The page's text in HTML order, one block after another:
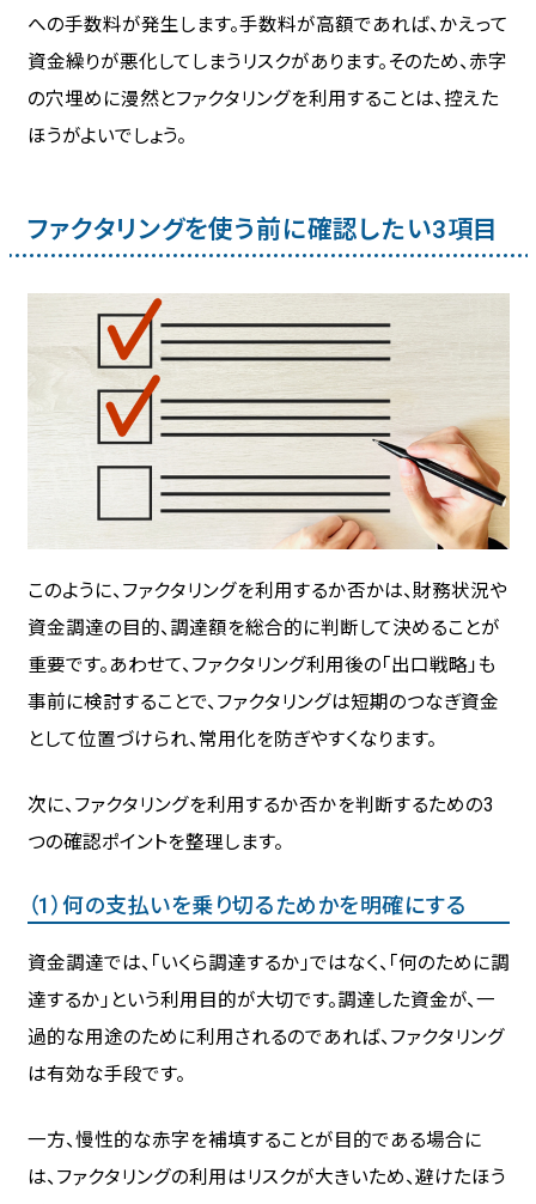
への手数料が発生します。手数料が高額であれば、かえって
資金繰りが悪化してしまうリスクがあります。そのため、赤字
の穴埋めに漫然とファクタリングを利用することは、控えた
ほうがよいでしょう。
ファクタリングを使う前に確認したい3項目
このように、ファクタリングを利用するか否かは、財務状況や
資金調達の目的、調達額を総合的に判断して決めることが
重要です。あわせて、ファクタリング利用後の「出口戦略」も
事前に検討することで、ファクタリングは短期のつなぎ資金
として位置づけられ、常用化を防ぎやすくなります。
次に、ファクタリングを利用するか否かを判断するための3
つの確認ポイントを整理します。
（1）何の支払いを乗り切るためかを明確にする
資金調達では、「いくら調達するか」ではなく、「何のために調
達するか」という利用目的が大切です。調達した資金が、一
過的な用途のために利用されるのであれば、ファクタリング
は有効な手段です。
一方、慢性的な赤字を補填することが目的である場合に
は、ファクタリングの利用はリスクが大きいため、避けたほう